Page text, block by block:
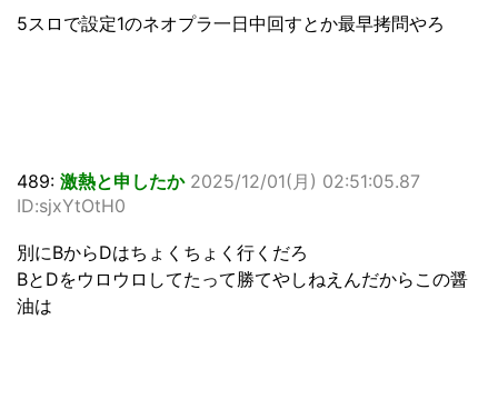
5スロで設定1のネオプラ一日中回すとか最早拷問やろ
489: 激熱と申したか 2025/12/01(月) 02:51:05.87
ID:sjxYtOtH0
別にBからDはちょくちょく行くだろ
BとDをウロウロしてたって勝てやしねえんだからこの醤
油は